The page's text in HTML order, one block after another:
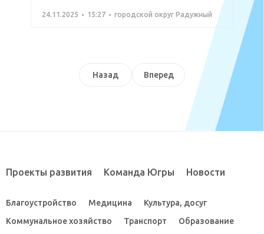
24.11.2025 15:27 городской округ Радужный
Назад Вперед
Проекты развития Команда Югры Новости
Благоустройство Медицина
Культура, досуг
Коммунальное хозяйство
Транспорт
Образование